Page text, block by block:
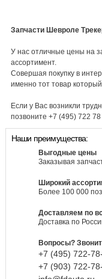
Запчасти Шевроле
У нас отличные цены на
ассортимент.
Совершая покупку в
именно тот товар
Если у Вас возникли
позвоните +7 (495) 722
Наши преимущества:
Выгодные цены
Заказывая
Широкий
Более 100 000
Доставляем по
Доставка по
Вопросы?
+7 (495) 722-78-
+7 (903) 722-78-